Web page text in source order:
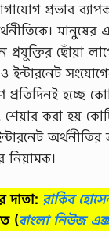
প্রভাব
প্রযুক্তির ছোঁয়া
হচ্ছে
শেয়ার করা হয়
অর্থনীতির
নিয়ামক।
দাতা: রাকিব
(বাংলা নিউজ